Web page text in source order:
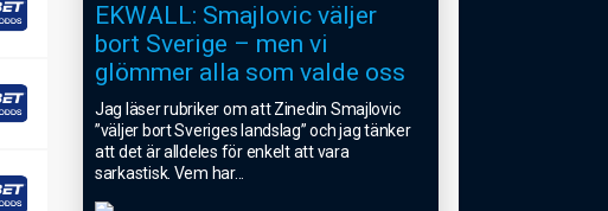
EKWALL: Smajlovic väljer
bort Sverige – men vi
glömmer alla som valde oss
Jag läser rubriker om att Zinedin Smajlovic
”väljer bort Sveriges landslag” och jag tänker
att det är alldeles för enkelt att vara
sarkastisk. Vem har...